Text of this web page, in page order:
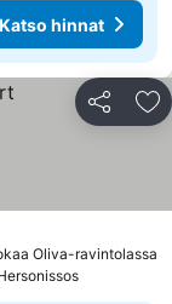
Katso hinnat
Jaa
Oliva-ravintolassa